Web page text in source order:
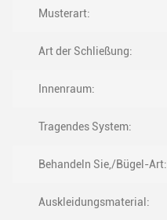
Musterart:
Art der Schließung:
Innenraum:
Tragendes System:
Behandeln Sie,/Bügel-Art:
Auskleidungsmaterial: